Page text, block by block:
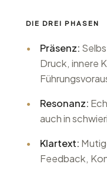
DIE DREI PHASEN
• Präsenz:
Druck, innere
•
Resonanz:
auch in
•
Klartext:
Feedback,